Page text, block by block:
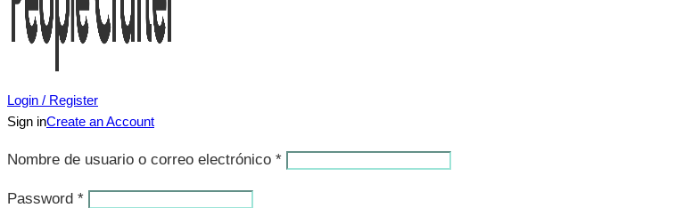
Login / Register
Sign inCreate an Account
Nombre de usuario o correo electrónico *
Password *